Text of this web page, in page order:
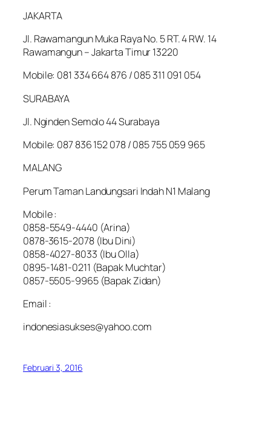
JAKARTA
Jl. Rawamangun Muka Raya No. 5 RT. 4 RW. 14
Rawamangun – Jakarta Timur 13220
Mobile: 081 334 664 876 / 085 311 091 054
SURABAYA
Jl. Nginden Semolo 44 Surabaya
Mobile: 087 836 152 078 / 085 755 059 965
MALANG
Perum Taman Landungsari Indah N1 Malang
Mobile :
0858-5549-4440 (Arina)
0878-3615-2078 (Ibu Dini)
0858-4027-8033 (Ibu Olla)
0895-1481-0211 (Bapak Muchtar)
0857-5505-9965 (Bapak Zidan)
Email :
indonesiasukses@yahoo.com
Februari 3, 2016